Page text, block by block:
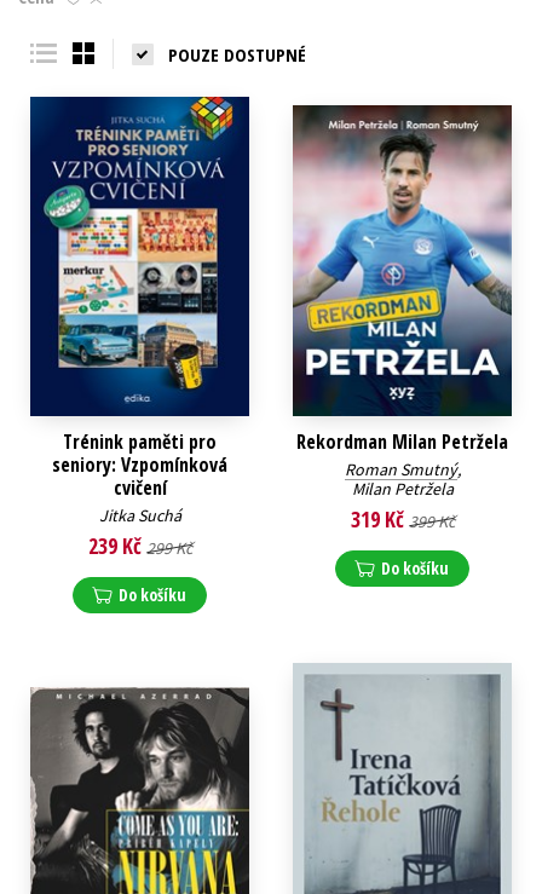
Young adult (SK)
POUZE DOSTUPNÉ
Trénink paměti pro
seniory: Vzpomínková
cvičení
Jitka Suchá
239 Kč 299 Kč
Do košíku
Rekordman Milan Petržela
Roman Smutný,
Milan Petržela
319 Kč 399 Kč
Do košíku